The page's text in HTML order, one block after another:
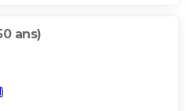
ans)
)